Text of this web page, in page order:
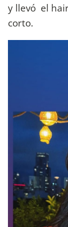
y llevó el
corto.